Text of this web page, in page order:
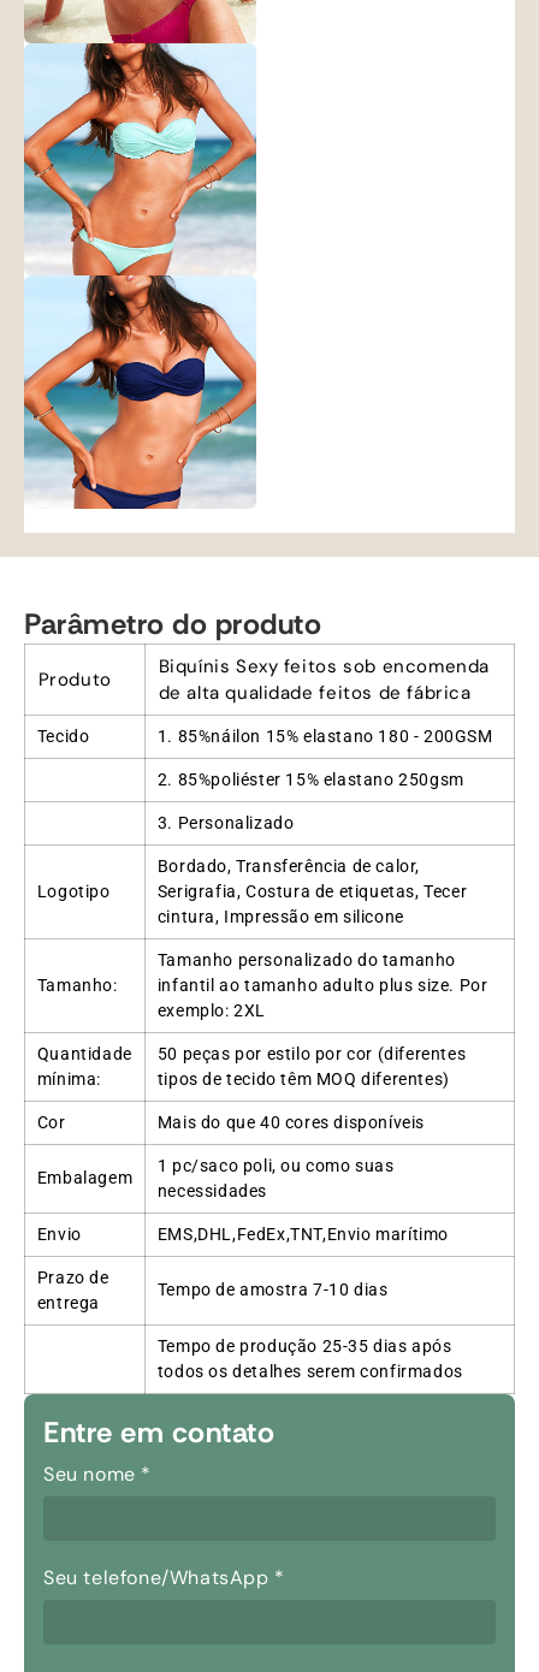
Parâmetro do produto
Produto
Biquínis Sexy feitos sob encomenda
de alta qualidade feitos de fábrica
Tecido 1. 85%náilon 15% elastano 180 - 200GSM
2. 85%poliéster 15% elastano 250gsm
3. Personalizado
Logotipo
Bordado, Transferência de calor,
Serigrafia, Costura de etiquetas, Tecer
cintura, Impressão em silicone
Tamanho:
Tamanho personalizado do tamanho
infantil ao tamanho adulto plus size. Por
exemplo: 2XL
Quantidade
mínima:
50 peças por estilo por cor (diferentes
tipos de tecido têm MOQ diferentes)
Cor Mais do que 40 cores disponíveis
Embalagem
1 pc/saco poli, ou como suas
necessidades
Envio EMS,DHL,FedEx,TNT,Envio marítimo
Prazo de
entrega
Tempo de amostra 7-10 dias
Tempo de produção 25-35 dias após
todos os detalhes serem confirmados
Entre em contato
Seu nome *
Seu telefone/WhatsApp *